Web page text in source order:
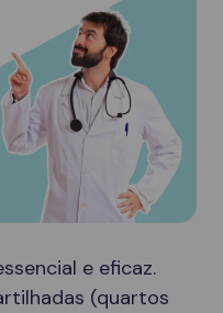
e eficaz.
(quartos